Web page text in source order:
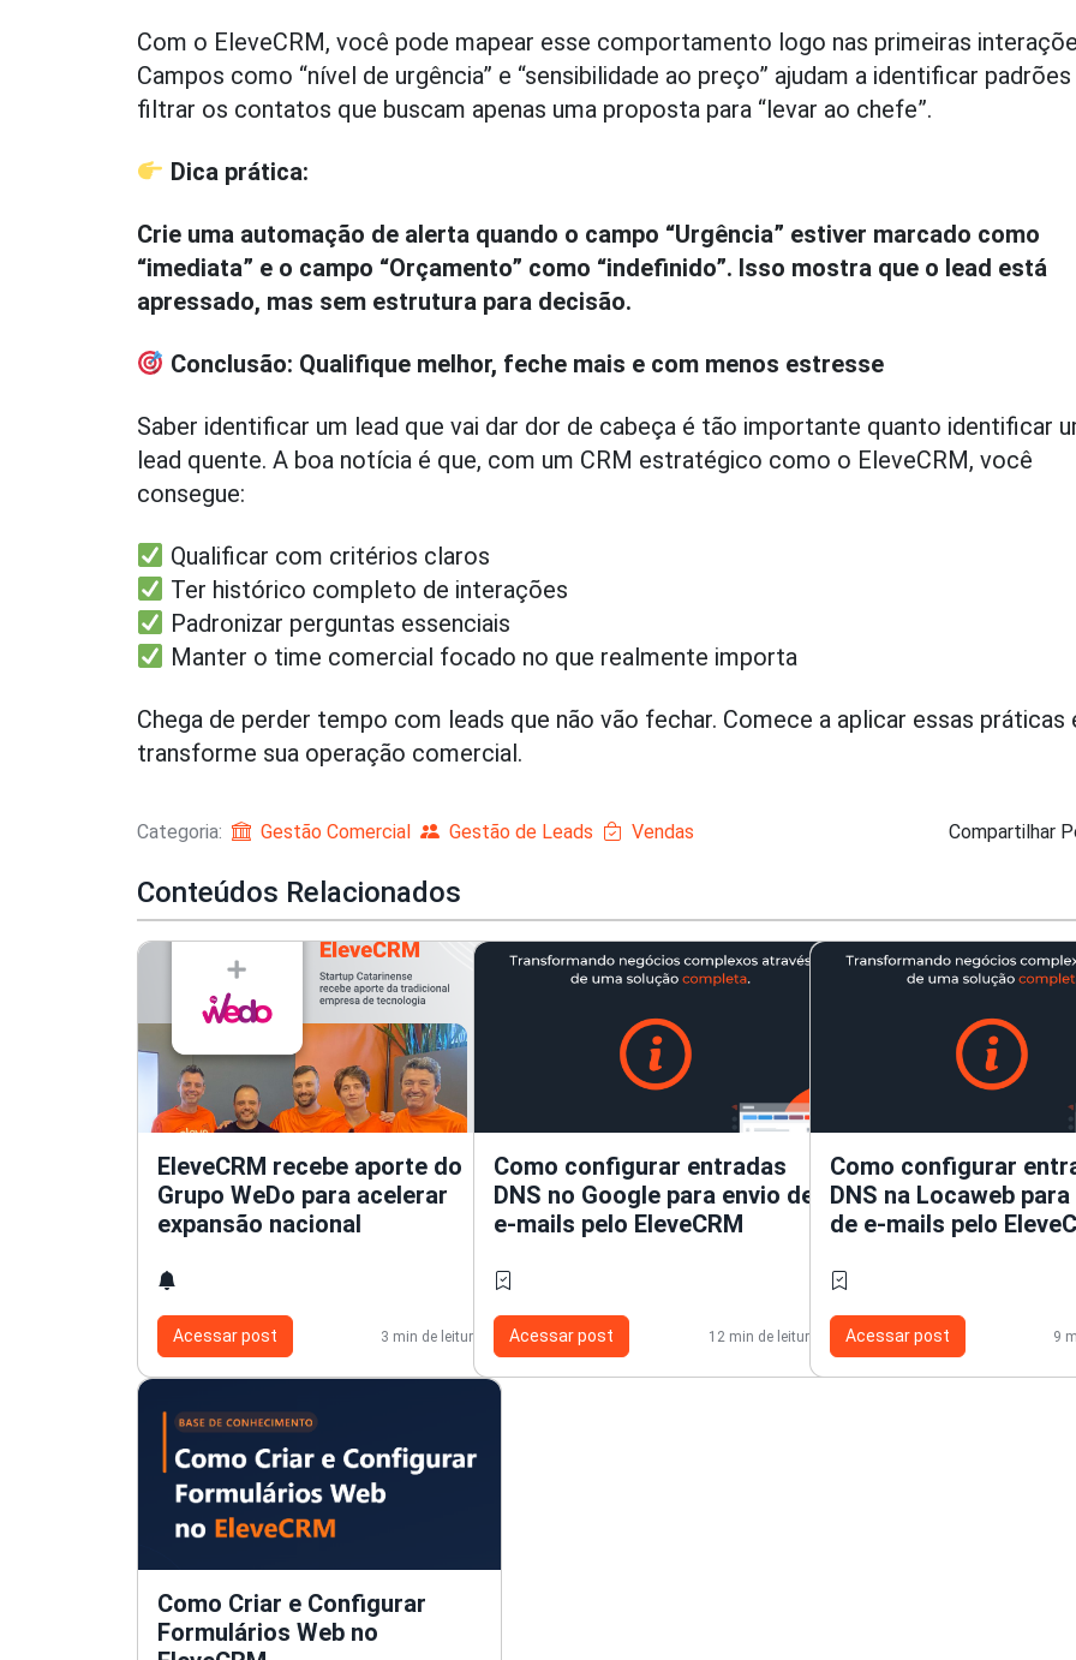
Com o EleveCRM, você pode mapear esse comportamento logo nas primeiras
Campos como “nível de urgência” e “sensibilidade ao preço” ajudam a identificar
filtrar os contatos que buscam apenas uma proposta para “levar ao chefe”.
Dica prática:
Crie uma automação de alerta quando o campo “Urgência” estiver marcado como
“imediata” e o campo “Orçamento” como “indefinido”. Isso mostra que o lead está
apressado, mas sem estrutura para decisão.
Conclusão: Qualifique melhor, feche mais e com menos estresse
Saber identificar um lead que vai dar dor de cabeça é tão importante quanto identificar
lead quente. A boa notícia é que, com um CRM estratégico como o EleveCRM, você
consegue:
Qualificar com critérios claros
Ter histórico completo de interações
Padronizar perguntas essenciais
Manter o time comercial focado no que realmente importa
Chega de perder tempo com leads que não vão fechar. Comece a aplicar essas práticas
transforme sua operação comercial.
Categoria: Gestão Comercial Gestão de Leads Vendas Compartilhar
Conteúdos Relacionados
EleveCRM recebe aporte do
Grupo WeDo para acelerar
expansão nacional
Acessar post 3 min de leitura
Como configurar entradas
DNS no Google para envio de
e-mails pelo EleveCRM
Acessar post 12 min de leitura
Como configurar
DNS na Locaweb
de e-mails pelo
Acessar post 9
Como Criar e Configurar
Formulários Web no